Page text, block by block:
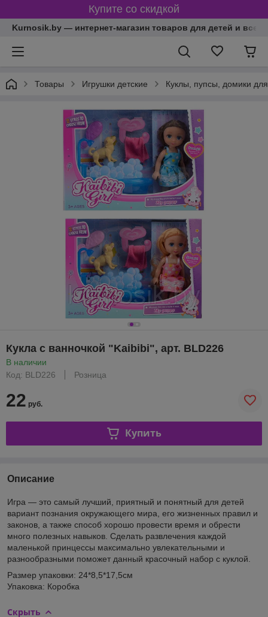
Купите со скидкой
Kurnosik.by — интернет-магазин товаров для детей и всей
Товары Игрушки детские Куклы, пупсы, домики для
Кукла с ванночкой "Kaibibi", арт. BLD226
В наличии
Код: BLD226
Розница
22 руб.
Купить
Описание
Игра — это самый лучший, приятный и понятный для детей
вариант познания окружающего мира, его жизненных правил и
законов, а также способ хорошо провести время и обрести
много полезных навыков. Сделать развлечения каждой
маленькой принцессы максимально увлекательными и
разнообразными поможет данный красочный набор с куклой.
Размер упаковки: 24*8,5*17,5см
Упаковка: Коробка
Скрыть